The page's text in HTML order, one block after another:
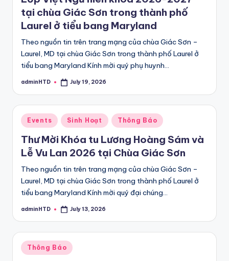
tại chùa Giác Sơn trong thành phố
Laurel ở tiểu bang Maryland
Theo nguồn tin trên trang mạng của chùa Giác Sơn –
Laurel, MD tại chùa Giác Sơn trong thành phố Laurel ở
tiểu bang Maryland Kính mời quý phụ huynh…
Posted
adminHTD July 19, 2026
Posted
in
Events Sinh Hoạt Thông Báo
Thư Mời Khóa tu Lương Hoàng Sám và
Lễ Vu Lan 2026 tại Chùa Giác Sơn
Theo nguồn tin trên trang mạng của chùa Giác Sơn –
Laurel, MD tại chùa Giác Sơn trong thành phố Laurel ở
tiểu bang Maryland Kính mời quý đại chúng…
Posted
adminHTD July 13, 2026
Posted
in
Thông Báo